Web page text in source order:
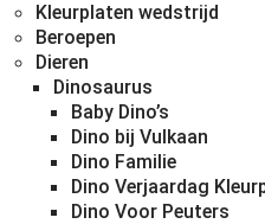
Kleurplaten wedstrijd
Beroepen
Dieren
Dinosaurus
Baby Dino’s
Dino bij Vulkaan
Dino Familie
Dino Verjaardag
Dino Voor Peuters